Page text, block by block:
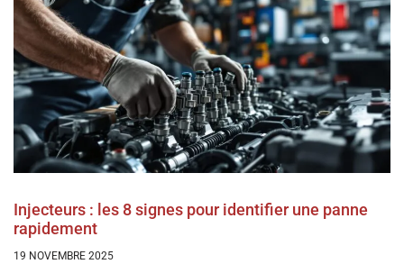
Injecteurs : les 8 signes pour identifier une panne
rapidement
19 NOVEMBRE 2025